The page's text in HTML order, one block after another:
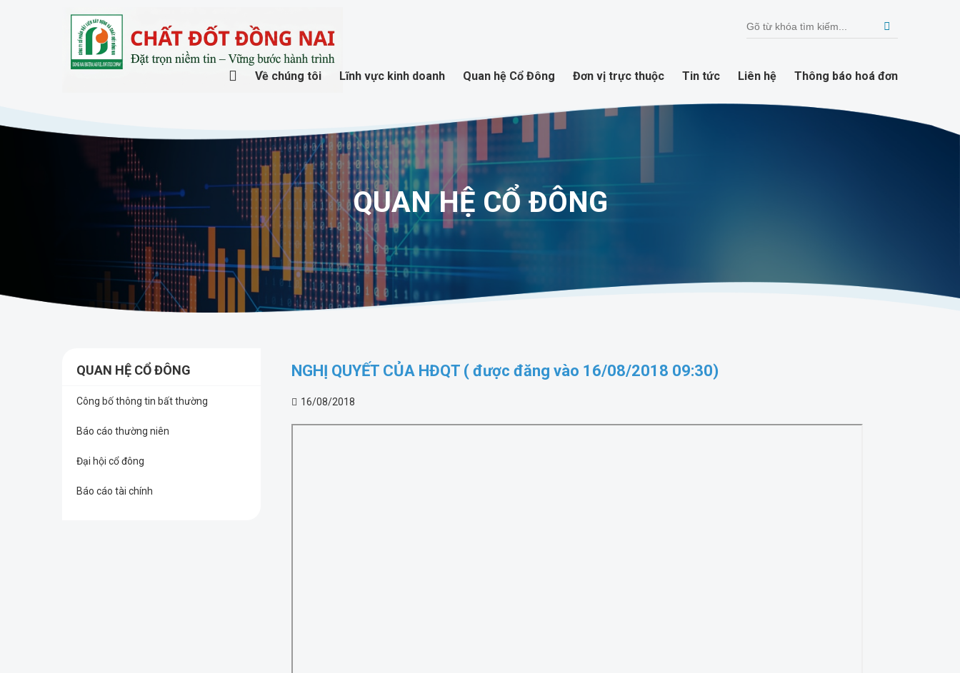
Về chúng tôi Lĩnh vực kinh doanh Quan hệ Cổ Đông Đơn vị trực thuộc Tin tức Liên hệ Thông báo hoá đơn
QUAN HỆ CỔ ĐÔNG
QUAN HỆ CỔ ĐÔNG
Công bố thông tin bất thường
Báo cáo thường niên
Đại hội cổ đông
Báo cáo tài chính
NGHỊ QUYẾT CỦA HĐQT ( được đăng vào 16/08/2018 09:30)
16/08/2018